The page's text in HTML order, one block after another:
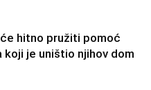
hitno pružiti pomoć
koji je uništio njihov dom